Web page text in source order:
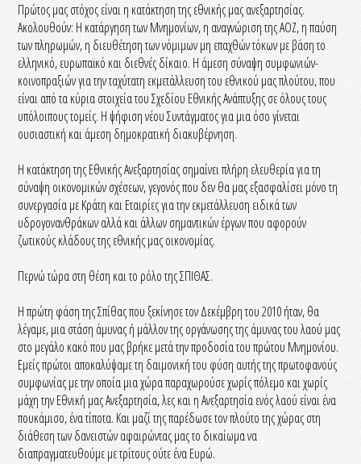
Πρώτος μας στόχος είναι η κατάκτηση της εθνικής μας ανεξαρτησίας.
Ακολουθούν: Η κατάργηση των Μνημονίων, η αναγνώριση της ΑΟΖ, η παύση
των πληρωμών, η διευθέτηση των νόμιμων μη επαχθών τόκων με βάση το
ελληνικό, ευρωπαϊκό και διεθνές δίκαιο. Η άμεση σύναψη συμφωνιών-
κοινοπραξιών για την ταχύτατη εκμετάλλευση του εθνικού μας πλούτου, που
είναι από τα κύρια στοιχεία του Σχεδίου Εθνικής Ανάπτυξης σε όλους τους
υπόλοιπους τομείς. Η ψήφιση νέου Συντάγματος για μια όσο γίνεται
ουσιαστική και άμεση δημοκρατική διακυβέρνηση.
Η κατάκτηση της Εθνικής Ανεξαρτησίας σημαίνει πλήρη ελευθερία για τη
σύναψη οικονομικών σχέσεων, γεγονός που δεν θα μας εξασφαλίσει μόνο τη
συνεργασία με Κράτη και Εταιρίες για την εκμετάλλευση ειδικά των
υδρογονανθράκων αλλά και άλλων σημαντικών έργων που αφορούν
ζωτικούς κλάδους της εθνικής μας οικονομίας.
Περνώ τώρα στη θέση και το ρόλο της ΣΠΙΘΑΣ.
Η πρώτη φάση της Σπίθας που ξεκίνησε τον Δεκέμβρη του 2010 ήταν, θα
λέγαμε, μια στάση άμυνας ή μάλλον της οργάνωσης της άμυνας του λαού μας
στο μεγάλο κακό που μας βρήκε μετά την προδοσία του πρώτου Μνημονίου.
Εμείς πρώτοι αποκαλύψαμε τη δαιμονική του φύση αυτής της πρωτοφανούς
συμφωνίας με την οποία μια χώρα παραχωρούσε χωρίς πόλεμο και χωρίς
μάχη την Εθνική μας Ανεξαρτησία, λες και η Ανεξαρτησία ενός λαού είναι ένα
πουκάμισο, ένα τίποτα. Και μαζί της παρέδωσε τον πλούτο της χώρας στη
διάθεση των δανειστών αφαιρώντας μας το δικαίωμα να
διαπραγματευθούμε με τρίτους ούτε ένα Ευρώ.